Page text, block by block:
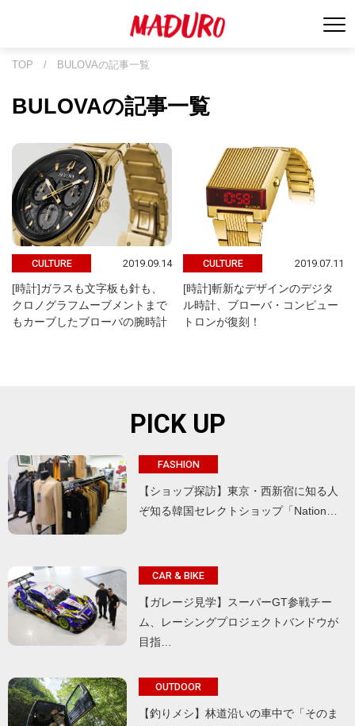
TOP / BULOVAの記事一覧
BULOVAの記事一覧
CULTURE 2019.09.14
[時計]ガラスも文字板も針も、
クロノグラフムーブメントまで
もカーブしたブローバの腕時計
CULTURE 2019.07.11
[時計]斬新なデザインのデジタ
ル時計、ブローバ・コンピュー
トロンが復刻！
PICK UP
FASHION
【ショップ探訪】東京・西新宿に知る人
ぞ知る韓国セレクトショップ「Nation…
CAR & BIKE
【ガレージ見学】スーパーGT参戦チー
ム、レーシングプロジェクトバンドウが
目指…
OUTDOOR
【釣りメシ】林道沿いの車中で「そのま